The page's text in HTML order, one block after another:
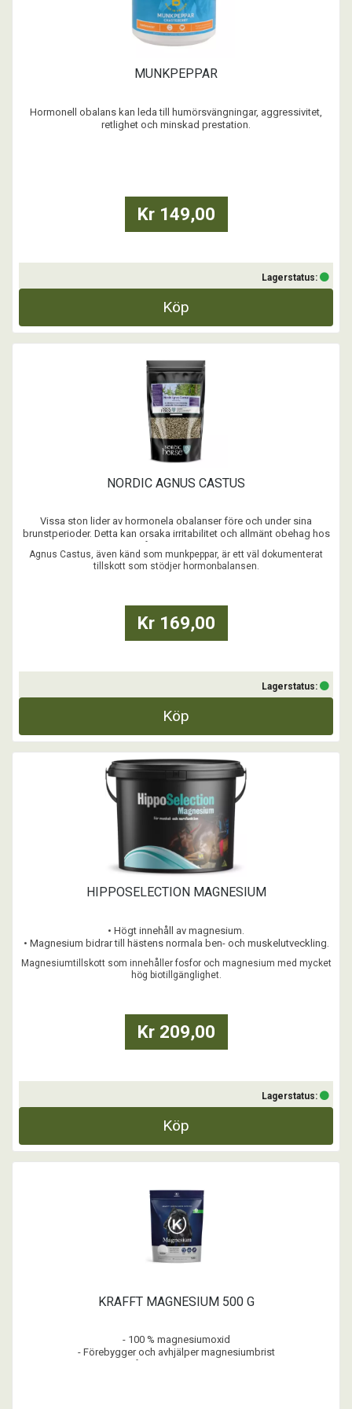
MUNKPEPPAR
Hormonell obalans kan leda till humörsvängningar, aggressivitet,
retlighet och minskad prestation.
Kr 149,00
Lagerstatus:
Köp
NORDIC AGNUS CASTUS
Vissa ston lider av hormonela obalanser före och under sina
brunstperioder. Detta kan orsaka irritabilitet och allmänt obehag hos
...
Agnus Castus, även känd som munkpeppar, är ett väl dokumenterat
tillskott som stödjer hormonbalansen.
Kr 169,00
Lagerstatus:
Köp
HIPPOSELECTION MAGNESIUM
• Högt innehåll av magnesium.
• Magnesium bidrar till hästens normala ben- och muskelutveckling.
• GMO-fritt
...
Magnesiumtillskott som innehåller fosfor och magnesium med mycket
hög biotillgänglighet.
Kr 209,00
Lagerstatus:
Köp
KRAFFT MAGNESIUM 500 G
- 100 % magnesiumoxid
- Förebygger och avhjälper magnesiumbrist